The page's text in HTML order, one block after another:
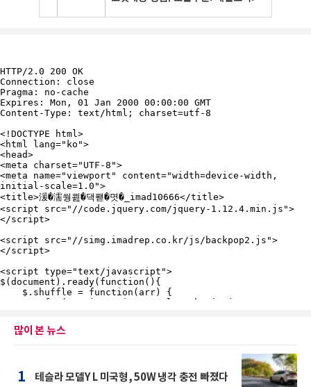
많이 본 뉴스
1 테슬라 모델Y L 미국형, 50W 냉각 충전 빠졌다